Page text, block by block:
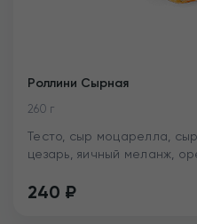
Роллини Сырная
260 г
Тесто, сыр моцарелла,
цезарь, яичный меланж,
240 ₽